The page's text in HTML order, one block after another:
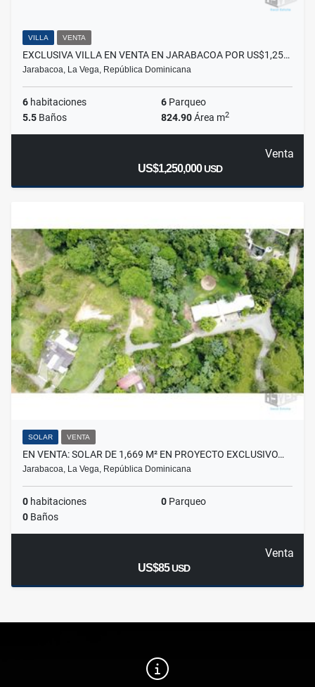
VILLA VENTA
EXCLUSIVA VILLA EN VENTA EN JARABACOA POR US$1,25…
Jarabacoa, La Vega, República Dominicana
6 habitaciones 6 Parqueo
5.5 Baños 824.90Área m2
Venta
US$1,250,000USD
SOLAR VENTA
EN VENTA: SOLAR DE 1,669 M² EN PROYECTO EXCLUSIVO…
Jarabacoa, La Vega, República Dominicana
0 habitaciones 0 Parqueo
0 Baños
Venta
US$85USD